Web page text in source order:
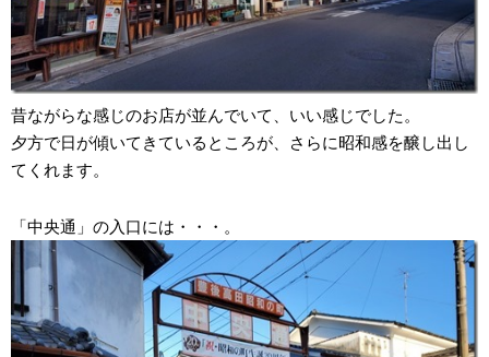
昔ながらな感じのお店が並んでいて、いい感じでした。
夕方で日が傾いてきているところが、さらに昭和感を醸し出し
てくれます。
「中央通」の入口には・・・。